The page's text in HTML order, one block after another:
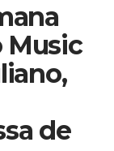
Music
de